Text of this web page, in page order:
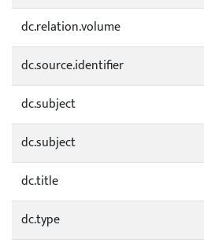
dc.relation.volume
dc.source.identifier
dc.subject
dc.subject
dc.title
dc.type